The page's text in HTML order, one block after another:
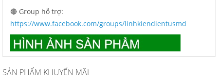
🔴 Group hỗ trợ:
https://www.facebook.com/groups/linhkiendientusmd
SẢN PHẨM KHUYẾN MÃI